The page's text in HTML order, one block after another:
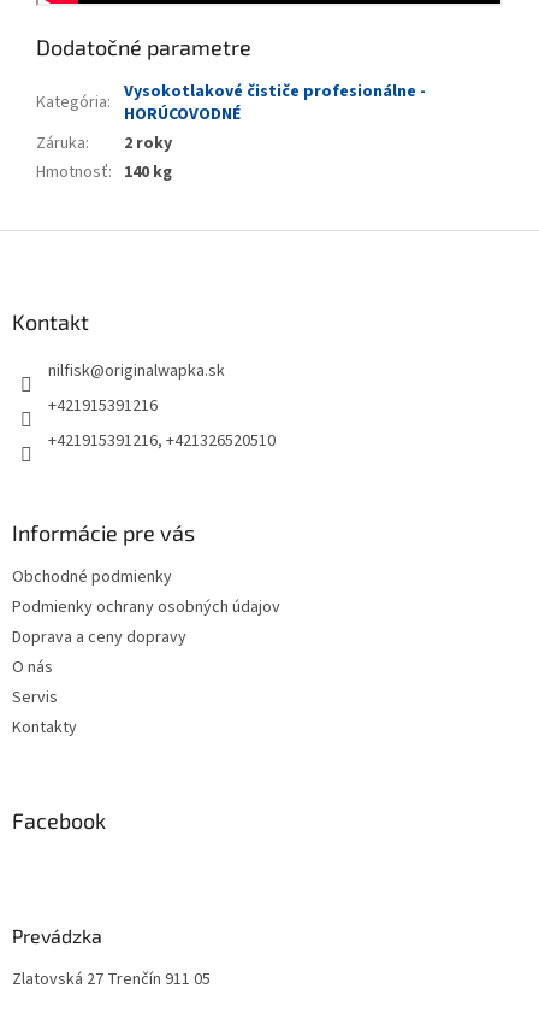
Dodatočné parametre
Kategória: Vysokotlakové čističe profesionálne -
HORÚCOVODNÉ
Záruka:
2 roky
Hmotnosť: 140 kg
Kontakt
nilfisk@originalwapka.sk
+421915391216
+421915391216, +421326520510
Informácie pre vás
Obchodné podmienky
Podmienky ochrany osobných údajov
Doprava a ceny dopravy
O nás
Servis
Kontakty
Facebook
Prevádzka
Zlatovská 27 Trenčín 911 05